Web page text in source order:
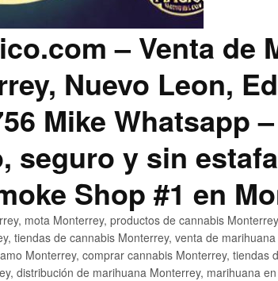
– Venta de
Nuevo Leon,
Mike Whatsapp
seguro y sin
Shop #1 en
mota Monterrey, productos de cannabis
tiendas de cannabis Monterrey, venta de
Monterrey, comprar cannabis Monterrey, tiendas
distribución de marihuana Monterrey, marihuana